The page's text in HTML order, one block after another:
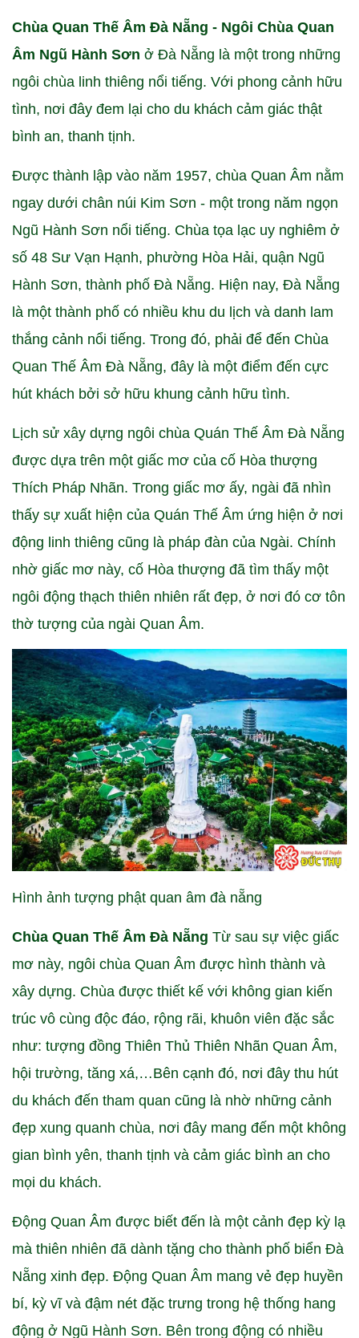
Chùa Quan Thế Âm Đà Nẵng - Ngôi Chùa Quan
Âm Ngũ Hành Sơn ở Đà Nẵng là một trong những
ngôi chùa linh thiêng nổi tiếng. Với phong cảnh hữu
tình, nơi đây đem lại cho du khách cảm giác thật
bình an, thanh tịnh.
Được thành lập vào năm 1957, chùa Quan Âm nằm
ngay dưới chân núi Kim Sơn - một trong năm ngọn
Ngũ Hành Sơn nổi tiếng. Chùa tọa lạc uy nghiêm ở
số 48 Sư Vạn Hạnh, phường Hòa Hải, quận Ngũ
Hành Sơn, thành phố Đà Nẵng. Hiện nay, Đà Nẵng
là một thành phố có nhiều khu du lịch và danh lam
thắng cảnh nổi tiếng. Trong đó, phải để đến Chùa
Quan Thế Âm Đà Nẵng, đây là một điểm đến cực
hút khách bởi sở hữu khung cảnh hữu tình.
Lịch sử xây dựng ngôi chùa Quán Thế Âm Đà Nẵng
được dựa trên một giấc mơ của cố Hòa thượng
Thích Pháp Nhãn. Trong giấc mơ ấy, ngài đã nhìn
thấy sự xuất hiện của Quán Thế Âm ứng hiện ở nơi
động linh thiêng cũng là pháp đàn của Ngài. Chính
nhờ giấc mơ này, cố Hòa thượng đã tìm thấy một
ngôi động thạch thiên nhiên rất đẹp, ở nơi đó cơ tôn
thờ tượng của ngài Quan Âm.
Hình ảnh tượng phật quan âm đà nẵng
Chùa Quan Thế Âm Đà Nẵng Từ sau sự việc giấc
mơ này, ngôi chùa Quan Âm được hình thành và
xây dựng. Chùa được thiết kế với không gian kiến
trúc vô cùng độc đáo, rộng rãi, khuôn viên đặc sắc
như: tượng đồng Thiên Thủ Thiên Nhãn Quan Âm,
hội trường, tăng xá,…Bên cạnh đó, nơi đây thu hút
du khách đến tham quan cũng là nhờ những cảnh
đẹp xung quanh chùa, nơi đây mang đến một không
gian bình yên, thanh tịnh và cảm giác bình an cho
mọi du khách.
Động Quan Âm được biết đến là một cảnh đẹp kỳ lạ
mà thiên nhiên đã dành tặng cho thành phố biển Đà
Nẵng xinh đẹp. Động Quan Âm mang vẻ đẹp huyền
bí, kỳ vĩ và đậm nét đặc trưng trong hệ thống hang
động ở Ngũ Hành Sơn. Bên trong động có nhiều